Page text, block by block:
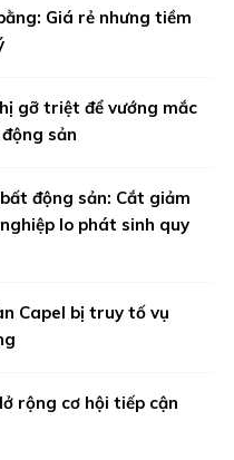
Giá rẻ nhưng tiềm
gỡ triệt để vướng mắc
sản
động sản: Cắt giảm
lo phát sinh quy
Capel bị truy tố vụ
rộng cơ hội tiếp cận